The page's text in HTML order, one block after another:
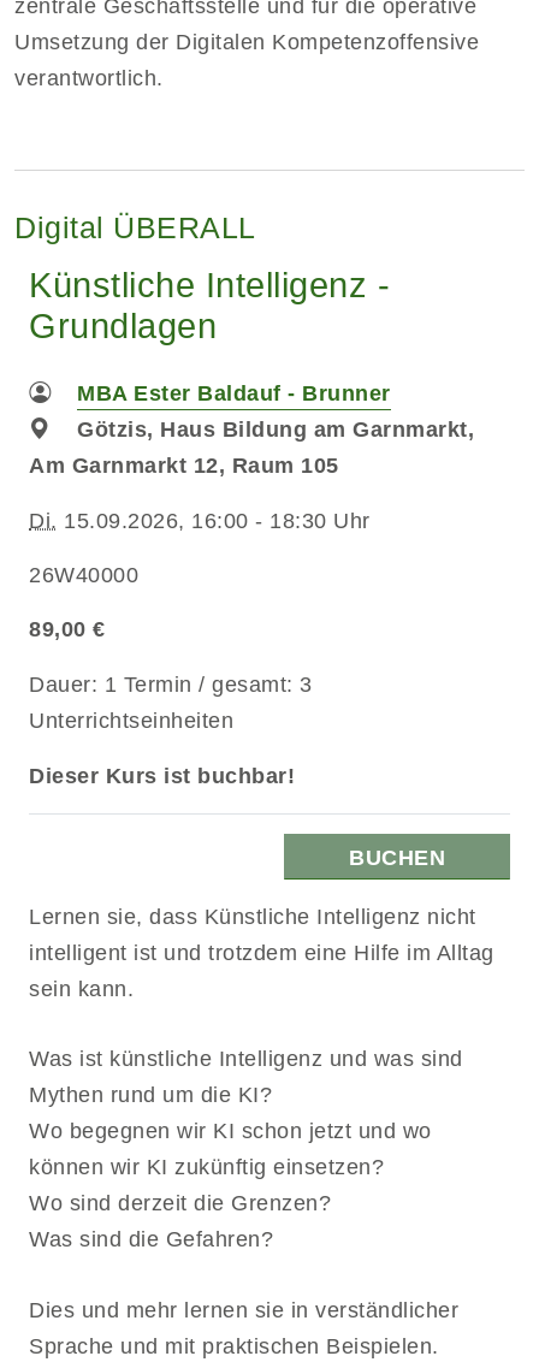
zentrale Geschäftsstelle und für die operative
Umsetzung der Digitalen Kompetenzoffensive
verantwortlich.
Digital ÜBERALL
Künstliche Intelligenz -
Grundlagen
MBA Ester Baldauf - Brunner
Götzis, Haus Bildung am Garnmarkt,
Am Garnmarkt 12, Raum 105
Di. 15.09.2026, 16:00 - 18:30 Uhr
26W40000
89,00 €
Dauer: 1 Termin / gesamt: 3
Unterrichtseinheiten
Dieser Kurs ist buchbar!
BUCHEN
Lernen sie, dass Künstliche Intelligenz nicht
intelligent ist und trotzdem eine Hilfe im Alltag
sein kann.
Was ist künstliche Intelligenz und was sind
Mythen rund um die KI?
Wo begegnen wir KI schon jetzt und wo
können wir KI zukünftig einsetzen?
Wo sind derzeit die Grenzen?
Was sind die Gefahren?
Dies und mehr lernen sie in verständlicher
Sprache und mit praktischen Beispielen.